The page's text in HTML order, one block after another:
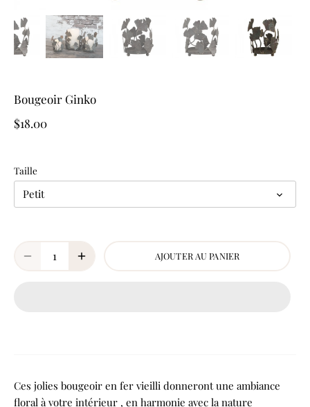
Bougeoir Ginko
$18.00
Taille
Petit
AJOUTER AU PANIER
Ces jolies bougeoir en fer vieilli donneront une ambiance
floral à votre intérieur , en harmonie avec la nature